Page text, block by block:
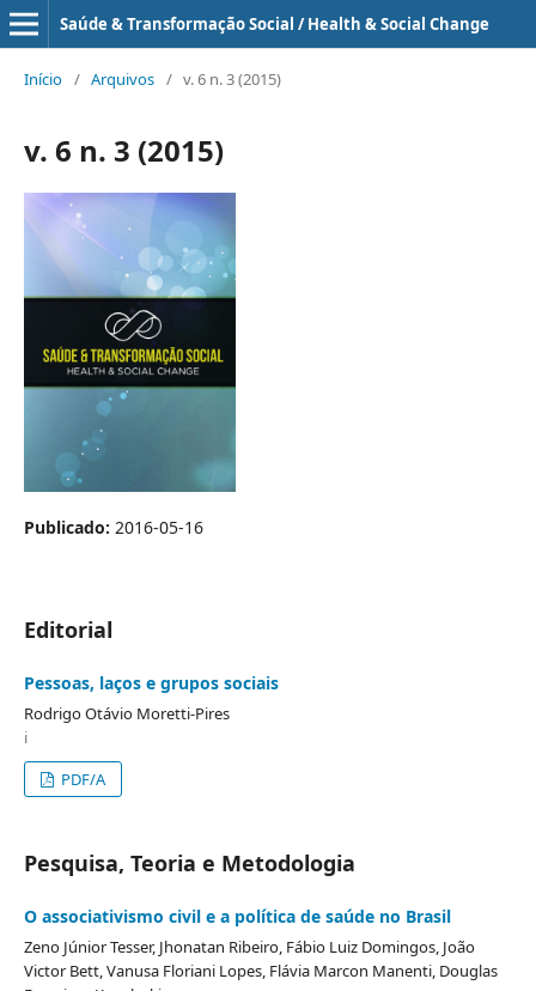
Saúde & Transformação Social / Health & Social Change
Início / Arquivos / v. 6 n. 3 (2015)
v. 6 n. 3 (2015)
Publicado: 2016-05-16
Editorial
Pessoas, laços e grupos sociais
Rodrigo Otávio Moretti-Pires
i
PDF/A
Pesquisa, Teoria e Metodologia
O associativismo civil e a política de saúde no Brasil
Zeno Júnior Tesser, Jhonatan Ribeiro, Fábio Luiz Domingos, João
Victor Bett, Vanusa Floriani Lopes, Flávia Marcon Manenti, Douglas